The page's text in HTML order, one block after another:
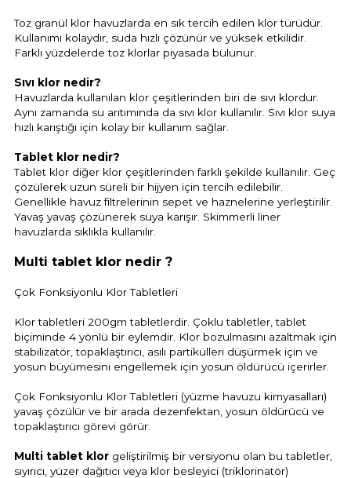
Toz granül klor havuzlarda en sık tercih edilen klor türüdür.
Kullanımı kolaydır, suda hızlı çözünür ve yüksek etkilidir.
Farklı yüzdelerde toz klorlar piyasada bulunur.
Sıvı klor nedir?
Havuzlarda kullanılan klor çeşitlerinden biri de sıvı klordur.
Aynı zamanda su arıtımında da sıvı klor kullanılır. Sıvı klor suya
hızlı karıştığı için kolay bir kullanım sağlar.
Tablet klor nedir?
Tablet klor diğer klor çeşitlerinden farklı şekilde kullanılır. Geç
çözülerek uzun süreli bir hijyen için tercih edilebilir.
Genellikle havuz filtrelerinin sepet ve haznelerine yerleştirilir.
Yavaş yavaş çözünerek suya karışır. Skimmerli liner
havuzlarda sıklıkla kullanılır.
Multi tablet klor nedir ?
Çok Fonksiyonlu Klor Tabletleri
Klor tabletleri 200gm tabletlerdir. Çoklu tabletler, tablet
biçiminde 4 yönlü bir eylemdir. Klor bozulmasını azaltmak için
stabilizatör, topaklaştırıcı, asılı partikülleri düşürmek için ve
yosun büyümesini engellemek için yosun öldürücü içerirler.
Çok Fonksiyonlu Klor Tabletleri (yüzme havuzu kimyasalları)
yavaş çözülür ve bir arada dezenfektan, yosun öldürücü ve
topaklaştırıcı görevi görür.
Multi tablet klor geliştirilmiş bir versiyonu olan bu tabletler,
sıyırıcı, yüzer dağıtıcı veya klor besleyici (triklorinatör)